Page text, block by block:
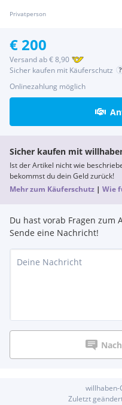
Privatperson
€ 200
Versand ab € 8,90
Sicher kaufen mit Käuferschutz
Onlinezahlung möglich
Sicher kaufen mit
Ist der Artikel nicht wie
bekommst du dein Geld zurück!
Mehr zum Käuferschutz | Wie
Du hast vorab Fragen zum
Sende eine Nachricht!
willhaben-
Zuletzt